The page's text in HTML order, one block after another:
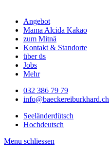
Angebot
Mama Alcida Kakao
zum Mitnä
Kontakt & Standorte
über üs
Jobs
Mehr
032 386 79 79
info@baeckereiburkhard.ch
Seeländerdütsch
Hochdeutsch
Menu schliessen